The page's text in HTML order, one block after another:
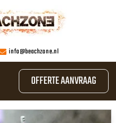
info@beachzone.nl
OFFERTE AANVRAAG